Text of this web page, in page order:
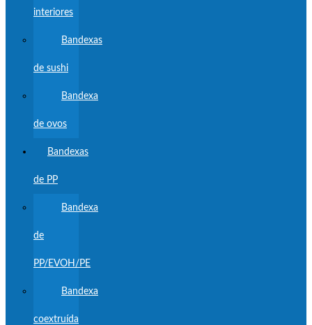
interiores
Bandexas
de sushi
Bandexa
de ovos
Bandexas
de PP
Bandexa
de
PP/EVOH/PE
Bandexa
coextruída